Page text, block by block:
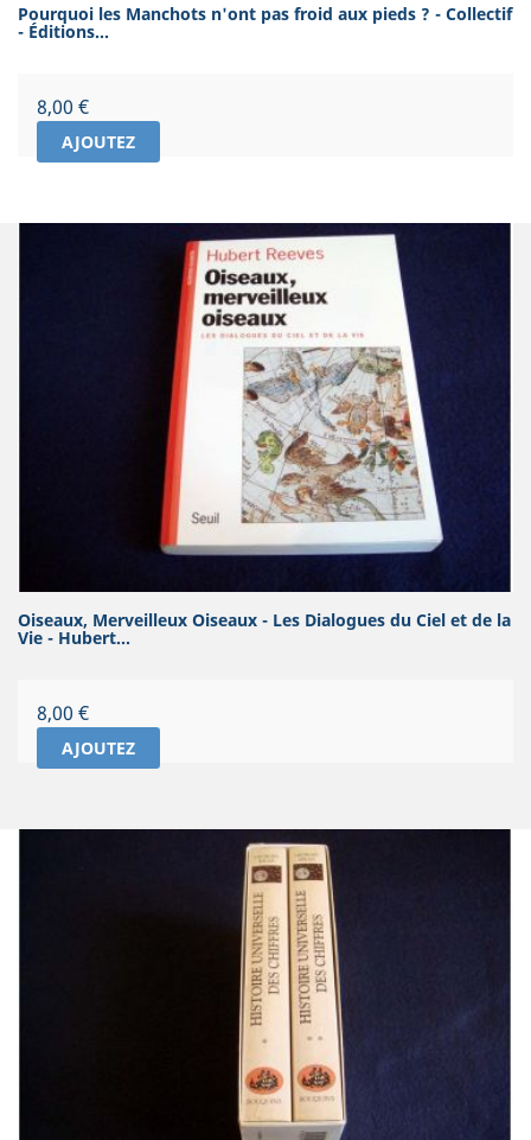
Pourquoi les Manchots n'ont pas froid aux pieds ? - Collectif
- Éditions...
Prix
8,00 €
AJOUTEZ
Oiseaux, Merveilleux Oiseaux - Les Dialogues du Ciel et de la
Vie - Hubert...
Prix
8,00 €
AJOUTEZ